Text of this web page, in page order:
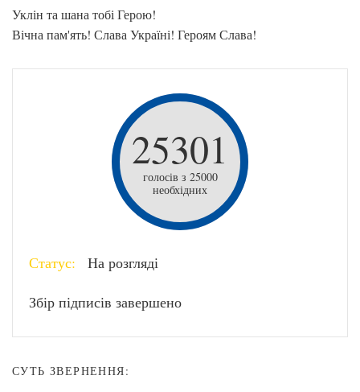
Уклін та шана тобі Герою!
Вічна пам'ять! Слава Україні! Героям Слава!
25301
голосів з 25000
необхідних
Статус: На розгляді
Збір підписів завершено
СУТЬ ЗВЕРНЕННЯ: